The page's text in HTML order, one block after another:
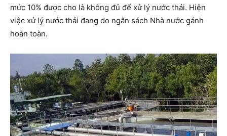
mức 10% được cho là không đủ để xử lý nước thải. Hiện
việc xử lý nước thải đang do ngân sách Nhà nước gánh
hoàn toàn.